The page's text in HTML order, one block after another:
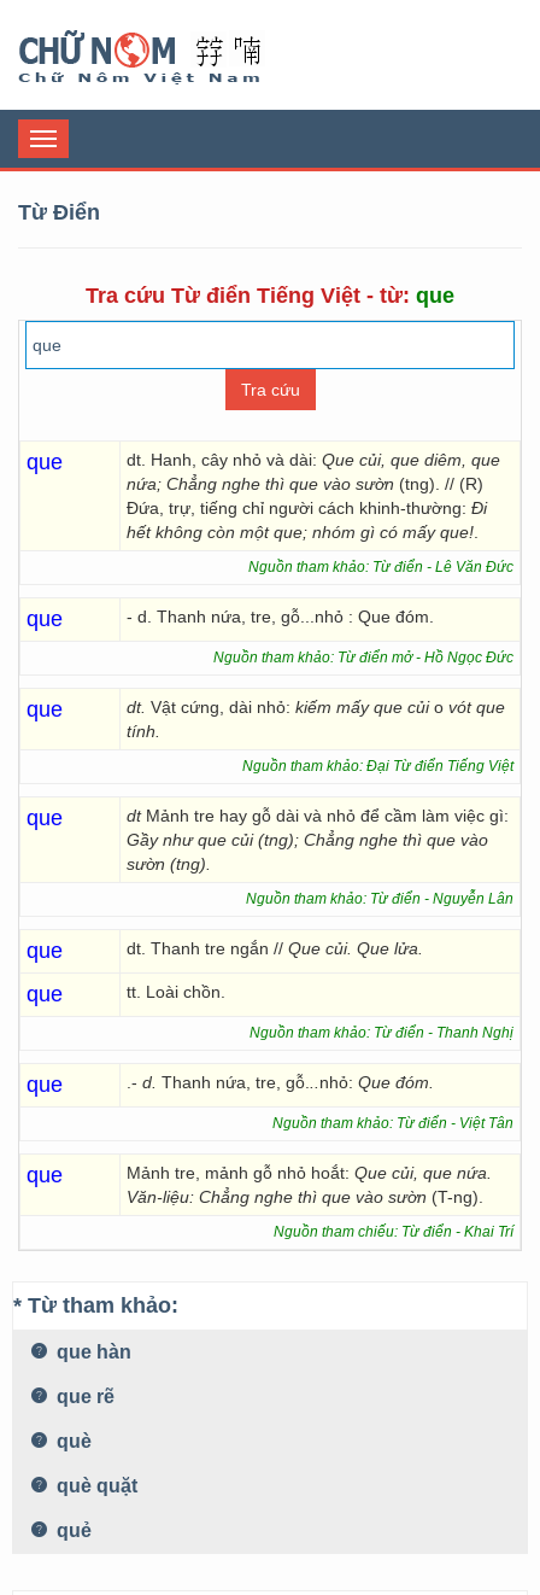
Toggle
navigation
Từ Điển
Tra cứu Từ điển Tiếng Việt - từ: que
que dt. Hanh, cây nhỏ và dài: Que củi, que diêm, que
nứa; Chẳng nghe thì que vào sườn (tng). // (R)
Đứa, trự, tiếng chỉ người cách khinh-thường: Đi
hết không còn một que; nhóm gì có mấy que!
Nguồn tham khảo: Từ điển - Lê Văn Đức
que - d. Thanh nứa, tre, gỗ...nhỏ : Que đóm.
Nguồn tham khảo: Từ điển mở - Hồ Ngọc Đức
que dt. Vật cứng, dài nhỏ: kiếm mấy que củio vót que
tính.
Nguồn tham khảo: Đại Từ điển Tiếng Việt
que dt Mảnh tre hay gỗ dài và nhỏ để cầm làm việc gì:
Gầy như que củi (tng); Chẳng nghe thì que vào
sườn (tng).
Nguồn tham khảo: Từ điển - Nguyễn Lân
que dt. Thanh tre ngắn // Que củi. Que lửa.
que tt. Loài chồn.
Nguồn tham khảo: Từ điển - Thanh Nghị
que .- d. Thanh nứa, tre, gỗ. nhỏ: Que đóm.
Nguồn tham khảo: Từ điển - Việt Tân
que Mảnh tre, mảnh gỗ nhỏ hoắt: Que củi, que nứa.
Văn-liệu: Chẳng nghe thì que vào sườn (T-ng).
Nguồn tham chiếu: Từ điển - Khai Trí
* Từ tham khảo:
que hàn
que rẽ
què
què quặt
quẻ